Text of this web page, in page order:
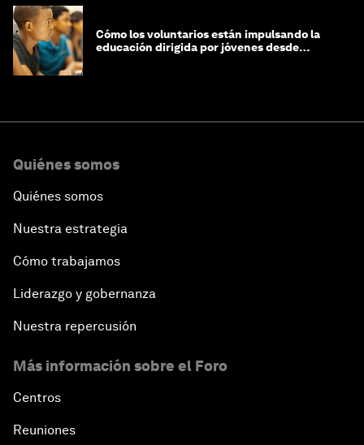
Cómo los voluntarios están impulsando la
educación dirigida por jóvenes desde
Quiénes somos
Quiénes somos
Nuestra estrategia
Cómo trabajamos
Liderazgo y gobernanza
Nuestra repercusión
Más información sobre el Foro
Centros
Reuniones